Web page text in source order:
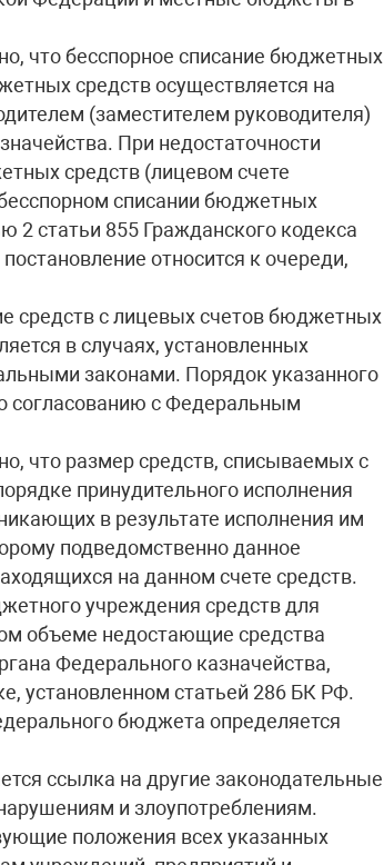
что бесспорное списание бюджетных
средств осуществляется на
(заместителем руководителя)
При недостаточности
средств (лицевом счете
списании бюджетных
2 статьи 855 Гражданского кодекса
относится к очереди,
средств с лицевых счетов бюджетных
в случаях, установленных
законами. Порядок указанного
согласованию с Федеральным
что размер средств, списываемых с
принудительного исполнения
в результате исполнения им
подведомственно данное
на данном счете средств.
учреждения средств для
объеме недостающие средства
Федерального казначейства,
установленном статьей 286 БК РФ.
бюджета определяется
ссылка на другие законодательные
и злоупотреблениям.
положения всех указанных